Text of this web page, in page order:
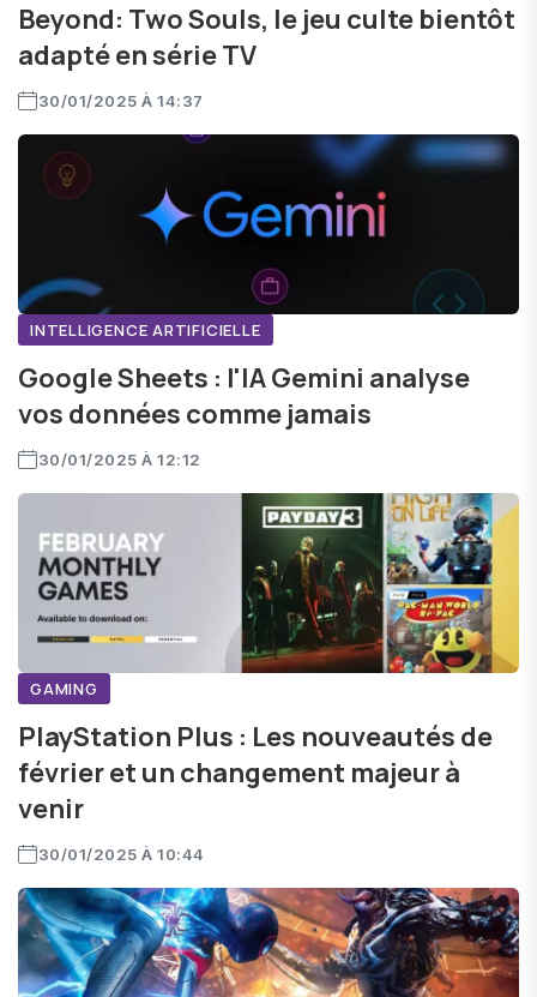
Beyond: Two Souls, le jeu culte bientôt
adapté en série TV
30/01/2025 À 14:37
INTELLIGENCE ARTIFICIELLE
Google Sheets : l'IA Gemini analyse
vos données comme jamais
30/01/2025 À 12:12
GAMING
PlayStation Plus : Les nouveautés de
février et un changement majeur à
venir
30/01/2025 À 10:44